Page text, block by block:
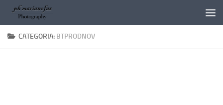
Salta al contenuto
CATEGORIA: BTPRODNOV